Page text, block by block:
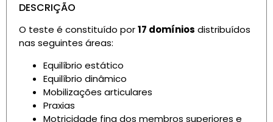
DESCRIÇÃO
O teste é constituído por17 domínios distribuídos
nas seguintes áreas:
Equilíbrio estático
Equilíbrio dinâmico
Mobilizações articulares
Praxias
Motricidade fina dos membros superiores e